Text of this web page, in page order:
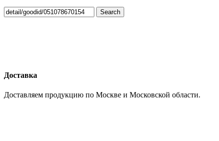
Search
Доставка
Доставляем продукцию по Москве и Московской области.